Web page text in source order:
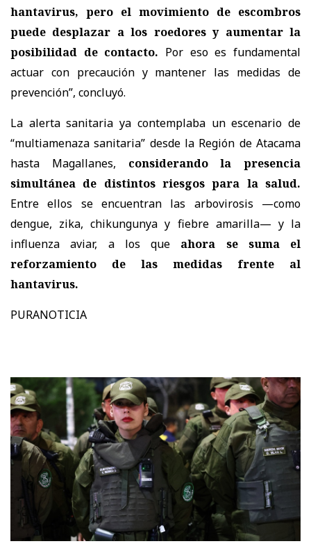
hantavirus, pero el movimiento de escombros
puede desplazar a los roedores y aumentar la
posibilidad de contacto. Por eso es fundamental
actuar con precaución y mantener las medidas de
prevención”, concluyó.
La alerta sanitaria ya contemplaba un escenario de
“multiamenaza sanitaria” desde la Región de Atacama
hasta Magallanes, considerando la presencia
simultánea de distintos riesgos para la salud.
Entre ellos se encuentran las arbovirosis —como
dengue, zika, chikungunya y fiebre amarilla— y la
influenza aviar, a los que ahora se suma el
reforzamiento de las medidas frente al
hantavirus.
PURANOTICIA